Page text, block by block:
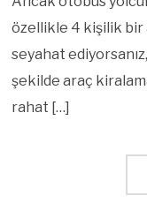
özellikle 4 kişilik bir
seyahat
şekilde araç
rahat […]